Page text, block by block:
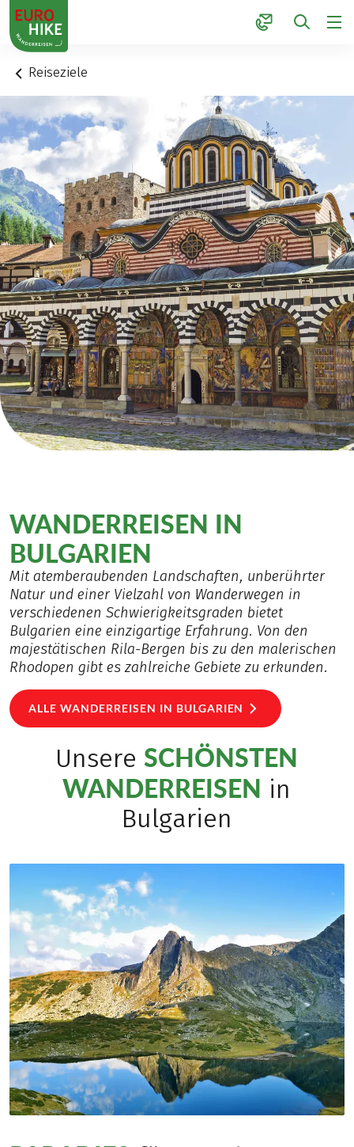
1
Reiseziele
WANDERREISEN IN
BULGARIEN
Mit atemberaubenden Landschaften, unberührter
Natur und einer Vielzahl von Wanderwegen in
verschiedenen Schwierigkeitsgraden bietet
Bulgarien eine einzigartige Erfahrung. Von den
majestätischen Rila-Bergen bis zu den malerischen
Rhodopen gibt es zahlreiche Gebiete zu erkunden.
ALLE WANDERREISEN IN BULGARIEN
UnsereSCHÖNSTEN
WANDERREISEN in
Bulgarien